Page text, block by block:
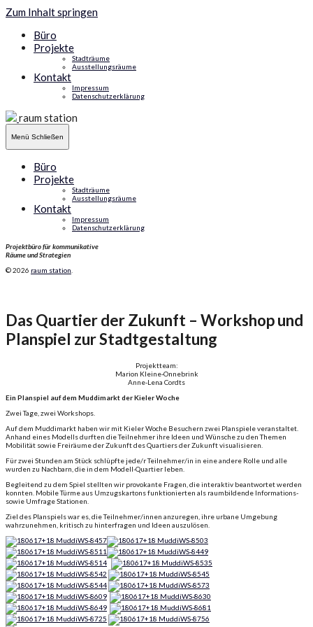
Zum Inhalt springen
Büro
Projekte
Stadträume
Ausstellungsräume
Kontakt
Impressum
Datenschutzerklärung
raum station
Menü Schließen
Büro
Projekte
Stadträume
Ausstellungsräume
Kontakt
Impressum
Datenschutzerklärung
Projektbüro für kommunikative
Räume und Strategien
© 2026 raum station
Das Quartier der Zukunft – Workshop und
Planspiel zur Stadtgestaltung
Projektteam:
Marion Kleine-Onnebrink
Anne-Lena Cordts
Ein Planspiel auf dem Muddimarkt der Kieler Woche
Zwei Tage, zwei Workshops.
Auf dem Muddimarkt haben wir mit Kieler Woche Besuchern zwei Planspiele veranstaltet.
Anhand eines Modells durften die Teilnehmer ihre Ideen und Wünsche zu den Themen
Mobilität sowie Freiräume der Zukunft des Quartiers der Zukunft visualisieren.
Für zwei Stunden am Stück schlüpfte jede/r Teilnehmer/in in eine andere Rolle und alle
wurden zu Nachbarn, die in dem Modell-Quartier leben.
Begleitend zu dem Spiel stellten wir provokante Fragen, die interaktiv beantwortet werden
konnten. Mobile Türme aus Umzugskartons funktionierten als raumbildende Informations-
sowie Umfrage Stationen.
Ziel des Planspiels war es, die Teilnehmer/innen anzuregen, ihre urbane Umgebung
wahrzunehmen, kritisch zu hinterfragen und Ideen auszulösen.